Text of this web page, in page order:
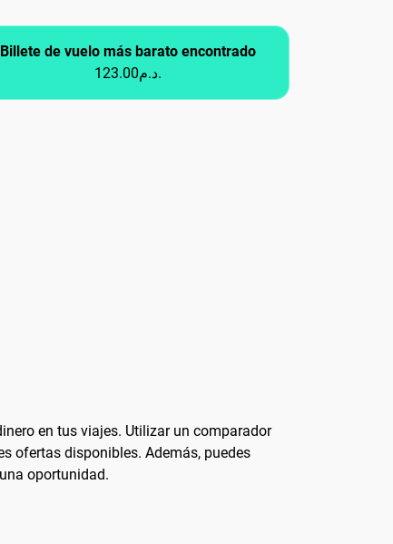
Billete de vuelo más barato encontrado
123.00د.م.
en tus viajes. Utilizar un comparador
ofertas disponibles. Además, puedes
oportunidad.